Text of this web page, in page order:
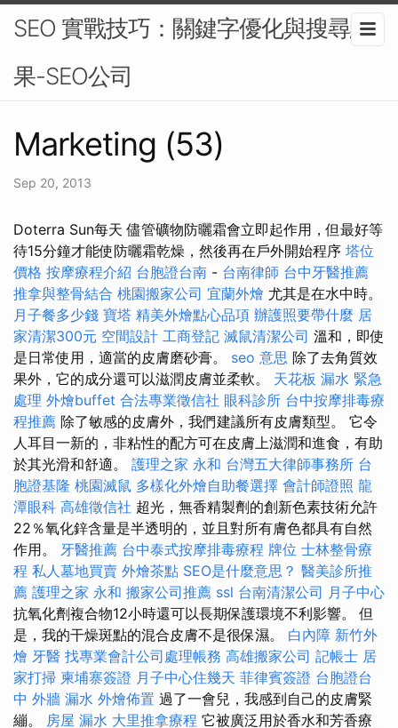
SEO 實戰技巧：關鍵字優化與搜尋結
果-SEO公司
Marketing (53)
Sep 20, 2013
Doterra Sun每天 儘管礦物防曬霜會立即起作用，但最好等
待15分鐘才能使防曬霜乾燥，然後再在戶外開始程序 塔位
價格 按摩療程介紹 台胞證台南 - 台南律師 台中牙醫推薦
推拿與整骨結合 桃園搬家公司 宜蘭外燴 尤其是在水中時。
月子餐多少錢 寶塔 精美外燴點心品項 辦護照要帶什麼 居
家清潔300元 空間設計 工商登記 滅鼠清潔公司 溫和，即使
是日常使用，適當的皮膚磨砂膏。 seo 意思 除了去角質效
果外，它的成分還可以滋潤皮膚並柔軟。 天花板 漏水 緊急
處理 外燴buffet 合法專業徵信社 眼科診所 台中按摩排毒療
程推薦 除了敏感的皮膚外，我們建議所有皮膚類型。 它令
人耳目一新的，非粘性的配方可在皮膚上滋潤和進食，有助
於其光滑和舒適。 護理之家 永和 台灣五大律師事務所 台
胞證基隆 桃園滅鼠 多樣化外燴自助餐選擇 會計師證照 龍
潭眼科 高雄徵信社 超光，無香精製劑的創新色素技術允許
22％氧化鋅含量是半透明的，並且對所有膚色都具有自然
作用。 牙醫推薦 台中泰式按摩排毒療程 牌位 士林整骨療
程 私人墓地買賣 外燴茶點 SEO是什麼意思？ 醫美診所推
薦 護理之家 永和 搬家公司推薦 ssl 台南清潔公司 月子中心
抗氧化劑複合物12小時還可以長期保護環境不利影響。 但
是，我的干燥斑點的混合皮膚不是很保濕。 白內障 新竹外
燴 牙醫 找專業會計公司處理帳務 高雄搬家公司 記帳士 居
家打掃 柬埔寨簽證 月子中心住幾天 菲律賓簽證 台胞證台
中 外牆 漏水 外燴佈置 過了一會兒，我感到自己的皮膚緊
繃。 房屋 漏水 大里推拿療程 它被廣泛用於香水和芳香療